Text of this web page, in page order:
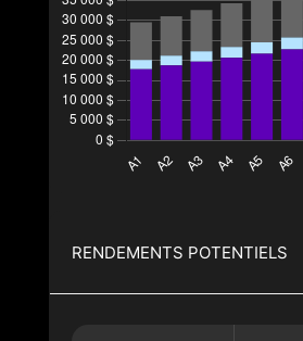
RENDEMENTS POTENTIELS